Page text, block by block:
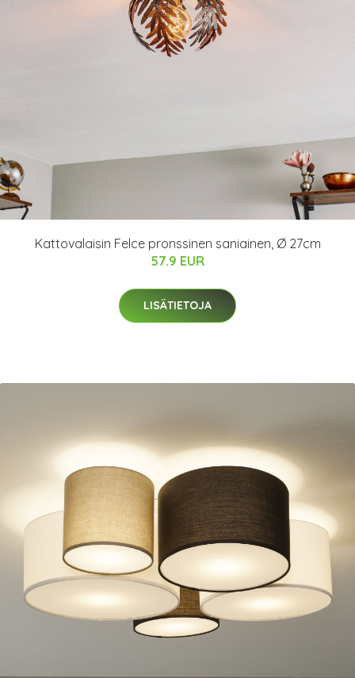
Kattovalaisin Felce pronssinen saniainen, Ø 27cm
57.9 EUR
LISÄTIETOJA